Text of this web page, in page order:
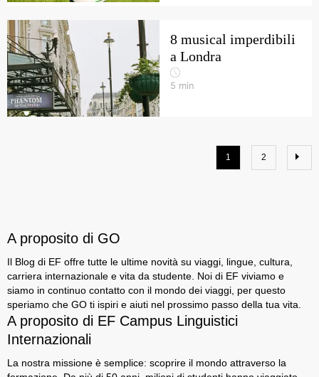
8 musical imperdibili
a Londra
5 min
1 2
A proposito di GO
Il Blog di EF offre tutte le ultime novità su viaggi, lingue, cultura,
carriera internazionale e vita da studente. Noi di EF viviamo e
siamo in continuo contatto con il mondo dei viaggi, per questo
speriamo che GO ti ispiri e aiuti nel prossimo passo della tua vita.
A proposito di EF Campus Linguistici
Internazionali
La nostra missione è semplice: scoprire il mondo attraverso la